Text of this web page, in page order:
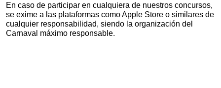
En caso de participar en cualquiera de nuestros concursos,
se exime a las plataformas como Apple Store o similares de
cualquier responsabilidad, siendo la organización del
Carnaval máximo responsable.